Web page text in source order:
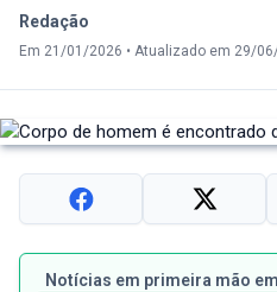
Redação
Em 21/01/2026 • Atualizado em 29/
Notícias em primeira mão